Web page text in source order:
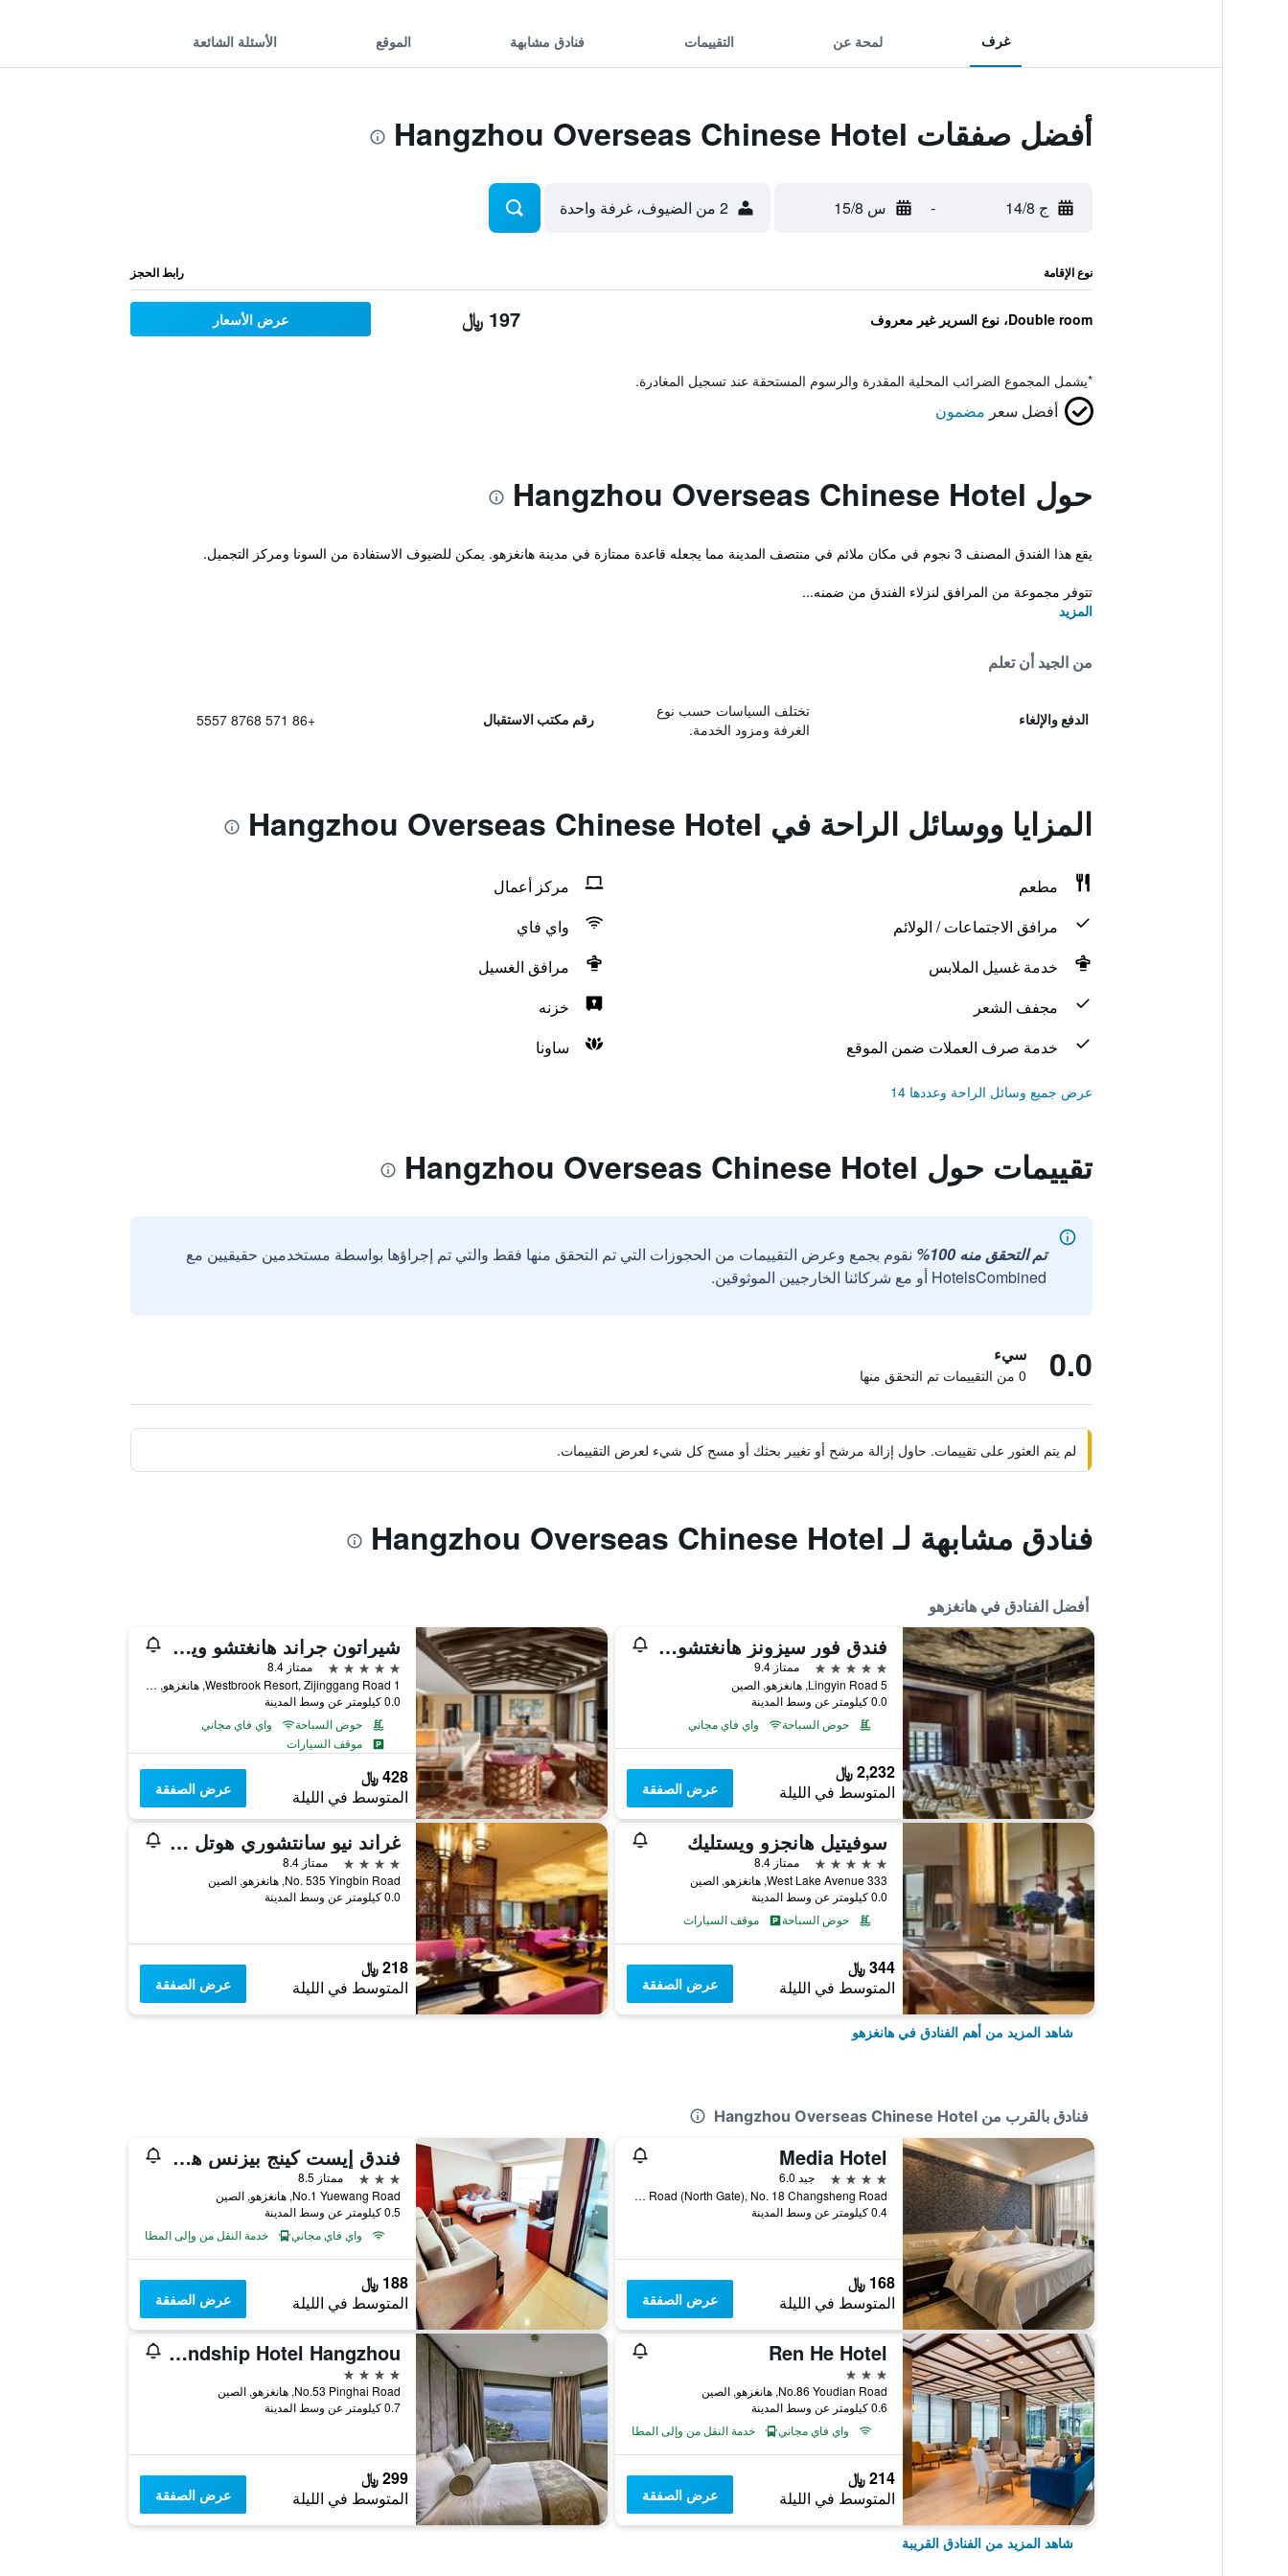
غرف لمحة عن التقييمات فنادق مشابهة الموقع الأسئلة الشائعة
أفضل صفقات Hangzhou Overseas Chinese Hotel
ج 14/8 - س 15/8 2 من الضيوف، غرفة واحدة
نوع الإقامة رابط الحجز
Double room، نوع السرير غير معروف 197 ﷼ عرض الأسعار
*يشمل المجموع الضرائب المحلية المقدرة والرسوم المستحقة عند تسجيل المغادرة.
أفضل سعر مضمون
حول Hangzhou Overseas Chinese Hotel
يقع هذا الفندق المصنف 3 نجوم في مكان ملائم في منتصف المدينة مما يجعله قاعدة ممتازة في مدينة هانغزهو. يمكن للضيوف الاستفادة من السونا ومركز التجميل.
تتوفر مجموعة من المرافق لنزلاء الفندق من ضمنه...
المزيد
من الجيد أن تعلم
الدفع والإلغاء
تختلف السياسات حسب نوع
الغرفة ومزود الخدمة.
رقم مكتب الاستقبال +86 571 8768 5557
المزايا ووسائل الراحة في Hangzhou Overseas Chinese Hotel
مطعم
مركز أعمال
مرافق الاجتماعات / الولائم
واي فاي
خدمة غسيل الملابس
مرافق الغسيل
مجفف الشعر
خزنه
خدمة صرف العملات ضمن الموقع
ساونا
عرض جميع وسائل الراحة وعددها 14
تقييمات حول Hangzhou Overseas Chinese Hotel
تم التحقق منه 100%
نقوم بجمع وعرض التقييمات من الحجوزات التي تم التحقق منها فقط والتي تم إجراؤها بواسطة مستخدمين حقيقيين مع
HotelsCombined أو مع شركائنا الخارجيين الموثوقين.
0.0 سيء
0 من التقييمات تم التحقق منها
لم يتم العثور على تقييمات. حاول إزالة مرشح أو تغيير بحثك أو مسح كل شيء لعرض التقييمات.
فنادق مشابهة لـ Hangzhou Overseas Chinese Hotel
أفضل الفنادق في هانغزهو
فندق فور سيزونز هانغتشو آت ويست ليك
5 نجوم
ممتاز 9.4
5 Lingyin Road, هانغزهو, الصين
0.0 كيلومتر عن وسط المدينة
حوض السباحة
واي فاي مجاني
2,232 ﷼
المتوسط في الليلة عرض الصفقة
شيراتون جراند هانغتشو ويتلاند بارك ريزورت
5 نجوم
ممتاز 8.4
1 Westbrook Resort, Zijinggang Road, هانغزهو, الصين
0.0 كيلومتر عن وسط المدينة
حوض السباحة
واي فاي مجاني
موقف السيارات
428 ﷼
المتوسط في الليلة عرض الصفقة
سوفيتيل هانجزو ويستليك
5 نجوم
ممتاز 8.4
333 West Lake Avenue, هانغزهو, الصين
0.0 كيلومتر عن وسط المدينة
حوض السباحة
موقف السيارات
344 ﷼
المتوسط في الليلة عرض الصفقة
غراند نيو سانتشوري هوتل يوانغ هانغزو
4 نجوم
ممتاز 8.4
No. 535 Yingbin Road, هانغزهو, الصين
0.0 كيلومتر عن وسط المدينة
218 ﷼
المتوسط في الليلة عرض الصفقة
شاهد المزيد من أهم الفنادق في هانغزهو
فنادق بالقرب من Hangzhou Overseas Chinese Hotel
Media Hotel
4 نجوم
جيد 6.0
No. 203 Qingchun Road (North Gate), No. 18 Changsheng Road, هانغزهو, الصين
0.4 كيلومتر عن وسط المدينة
168 ﷼
المتوسط في الليلة عرض الصفقة
فندق إيست كينج بيزنس هوتل في هانغتشو
3 نجوم
ممتاز 8.5
No.1 Yuewang Road, هانغزهو, الصين
0.5 كيلومتر عن وسط المدينة
واي فاي مجاني
خدمة النقل من وإلى المطار
188 ﷼
المتوسط في الليلة عرض الصفقة
Ren He Hotel
3 نجوم
No.86 Youdian Road, هانغزهو, الصين
0.6 كيلومتر عن وسط المدينة
واي فاي مجاني
خدمة النقل من وإلى المطار
214 ﷼
المتوسط في الليلة عرض الصفقة
Friendship Hotel Hangzhou
4 نجوم
No.53 Pinghai Road, هانغزهو, الصين
0.7 كيلومتر عن وسط المدينة
299 ﷼
المتوسط في الليلة عرض الصفقة
شاهد المزيد من الفنادق القريبة